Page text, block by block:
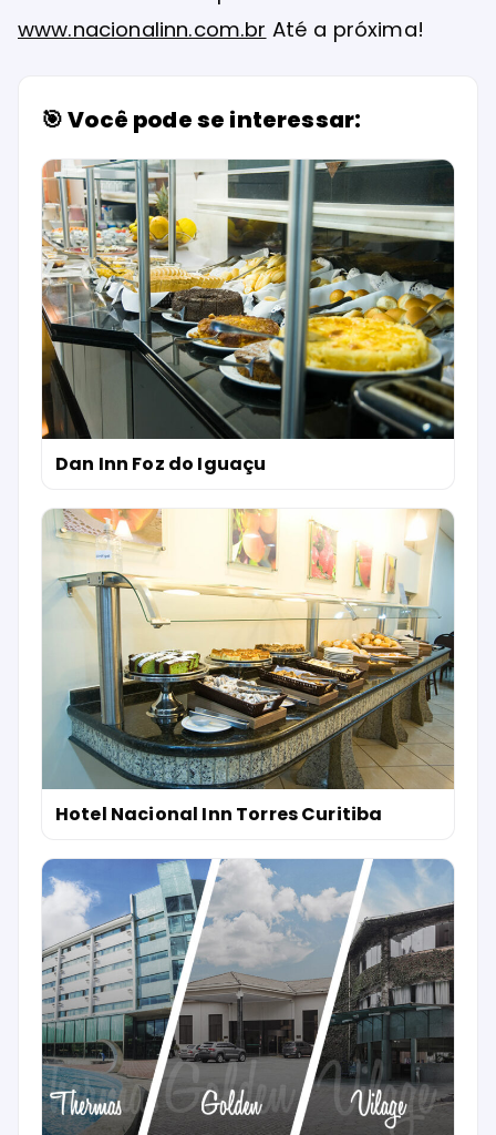
www.nacionalinn.com.br Até a próxima!
🎯 Você pode se interessar:
Dan Inn Foz do Iguaçu
Hotel Nacional Inn Torres Curitiba